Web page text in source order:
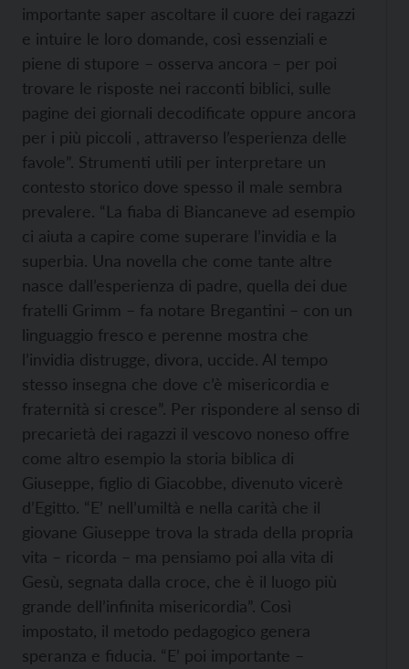
importante saper ascoltare il cuore dei ragazzi
e intuire le loro domande, così essenziali e
piene di stupore – osserva ancora – per poi
trovare le risposte nei racconti biblici, sulle
pagine dei giornali decodificate oppure ancora
per i più piccoli , attraverso l’esperienza delle
favole”. Strumenti utili per interpretare un
contesto storico dove spesso il male sembra
prevalere. “La fiaba di Biancaneve ad esempio
ci aiuta a capire come superare l’invidia e la
superbia. Una novella che come tante altre
nasce dall’esperienza di padre, quella dei due
fratelli Grimm – fa notare Bregantini – con un
linguaggio fresco e perenne mostra che
l’invidia distrugge, divora, uccide. Al tempo
stesso insegna che dove c’è misericordia e
fraternità si cresce”. Per rispondere al senso di
precarietà dei ragazzi il vescovo noneso offre
come altro esempio la storia biblica di
Giuseppe, figlio di Giacobbe, divenuto vicerè
d’Egitto. “E’ nell’umiltà e nella carità che il
giovane Giuseppe trova la strada della propria
vita – ricorda – ma pensiamo poi alla vita di
Gesù, segnata dalla croce, che è il luogo più
grande dell’infinita misericordia”. Così
impostato, il metodo pedagogico genera
speranza e fiducia. “E’ poi importante –